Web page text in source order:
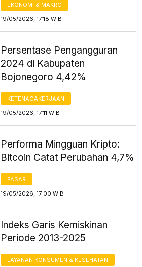
EKONOMI & MAKRO
19/05/2026, 17:18 WIB
Persentase Pengangguran
2024 di Kabupaten
Bojonegoro 4,42%
KETENAGAKERJAAN
19/05/2026, 17:11 WIB
Performa Mingguan Kripto:
Bitcoin Catat Perubahan 4,7%
PASAR
19/05/2026, 17:00 WIB
Indeks Garis Kemiskinan
Periode 2013-2025
LAYANAN KONSUMEN & KESEHATAN